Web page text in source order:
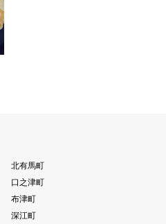
北有馬町
口之津町
布津町
深江町